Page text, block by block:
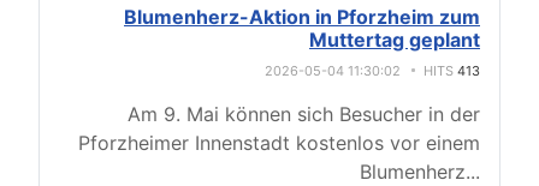
Blumenherz-Aktion in Pforzheim zum
Muttertag geplant
2026-05-04 11:30:02 HITS 413
Am 9. Mai können sich Besucher in der
Pforzheimer Innenstadt kostenlos vor einem
Blumenherz...